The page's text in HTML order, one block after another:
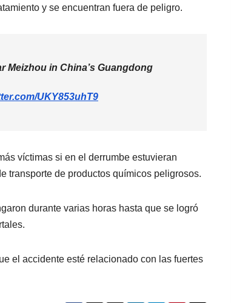
y se encuentran fuera de peligro.
Meizhou in China’s Guangdong
UKY853uhT9
víctimas si en el derrumbe estuvieran
transporte de productos químicos peligrosos.
durante varias horas hasta que se logró
el accidente esté relacionado con las fuertes